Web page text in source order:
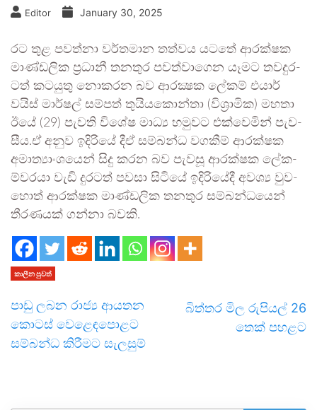
Editor January 30, 2025
රට තුළ පවත්නා වර්තමාන තත්වය යටතේ ආර­ක්ෂක
මාණ්ඩ­ලික ප්‍රධානී තන­තුර පව­ත්වා­ගෙ­න ­යෑ­මට තව­දු­ර­
ටත් කට­යුතු නොක­රන බව ආර­ක්‍ෂක ලේකම් එයාර්
වයිස් මාර්ෂල් සම්පත් තුයි­ය­කොන්තා (විශ්‍රා­මික) මහතා
ඊයේ (29) පැවති විශේෂ මාධ්‍ය හමු­වට එක්වෙ­මින් පැව­
සීය.ඒ අනුව ඉදිරියේ දීඒ සම්බ­න්ධ­ වගකීම් ආර­ක්ෂක
අමා­ත්‍යාං­ශ­යෙන් සිදු කරන බව පැවසූ ආර­ක්ෂක ලේක­
ම්ව­රයා වැඩි දුරටත් පවසා සිටියේ ඉදි­රි­යේදී අවශ්‍ය වුව­
හොත් ආර­ක්ෂක මාණ්ඩ­ලික තන­තුර සම්බ­න්ධ­යෙන්
තීර­ණ­යක් ගන්නා බවකි.
කාලීන පුවත්
පාඩු ලබන රාජ්‍ය ආයතන
කොටස් වෙළෙඳපොළට
සම්බන්ධ කිරීමට සැලසුම්
බිත්තර මිල රුපියල් 26
තෙක් පහළට